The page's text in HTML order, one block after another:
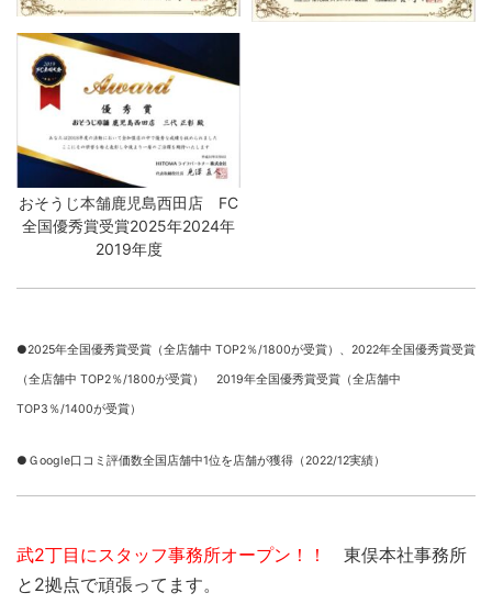
おそうじ本舗鹿児島西田店 FC
全国優秀賞受賞2025年2024年
2019年度
●2025年全国優秀賞受賞（全店舗中 TOP2％/1800が受賞）、 2022年全国優秀賞受賞
（全店舗中 TOP2％/1800が受賞） 2019年全国優秀賞受賞（全店舗中
TOP3％/1400が受賞）
●Ｇoogle口コミ評価数全国店舗中1位を店舗が獲得（2022/12実績）
武2丁目にスタッフ事務所オープン！！
東俣本社事務所
と2拠点で頑張ってます。